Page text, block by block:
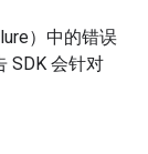
）中的错误
SDK 会针对